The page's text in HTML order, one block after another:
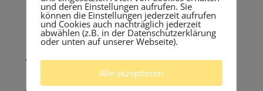
Technische Spezifikationen
abgeschlossenes technisches oder
naturwissenschaftliches Studium
und deren Einstellungen aufrufen. Sie
können die Einstellungen jederzeit aufrufen
und Cookies auch nachträglich jederzeit
abwählen (z.B. in der Datenschutzerklärung
oder unten auf unserer Webseite).
Alle akzeptieren